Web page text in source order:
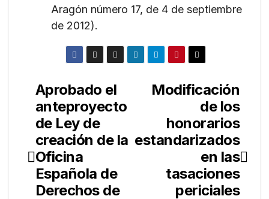
Aragón número 17, de 4 de septiembre
de 2012).
Navegación
de
entradas
Modificación
de los
honorarios
estandarizados
en las
tasaciones
periciales
Aprobado el
anteproyecto
de Ley de
creación de la
Oficina
Española de
Derechos de